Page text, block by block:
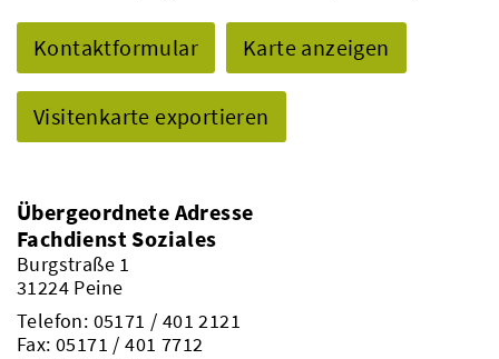
Kontaktformular Karte anzeigen
Visitenkarte exportieren
Übergeordnete Adresse
Fachdienst Soziales
Burgstraße 1
31224 Peine
Telefon: 05171 / 401 2121
Fax: 05171 / 401 7712